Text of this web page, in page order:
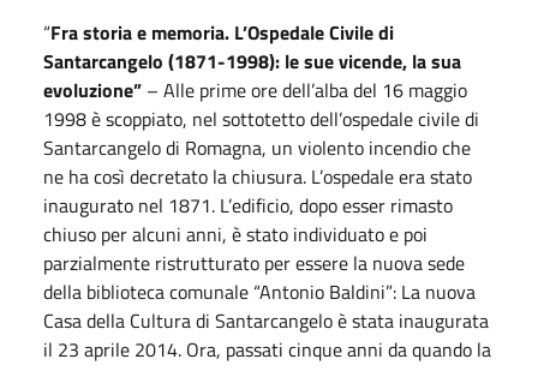
“Fra storia e memoria. L’Ospedale Civile di
Santarcangelo (1871-1998): le sue vicende, la sua
evoluzione” – Alle prime ore dell’alba del 16 maggio
1998 è scoppiato, nel sottotetto dell’ospedale civile di
Santarcangelo di Romagna, un violento incendio che
ne ha così decretato la chiusura. L’ospedale era stato
inaugurato nel 1871. L’edificio, dopo esser rimasto
chiuso per alcuni anni, è stato individuato e poi
parzialmente ristrutturato per essere la nuova sede
della biblioteca comunale “Antonio Baldini”: La nuova
Casa della Cultura di Santarcangelo è stata inaugurata
il 23 aprile 2014. Ora, passati cinque anni da quando la